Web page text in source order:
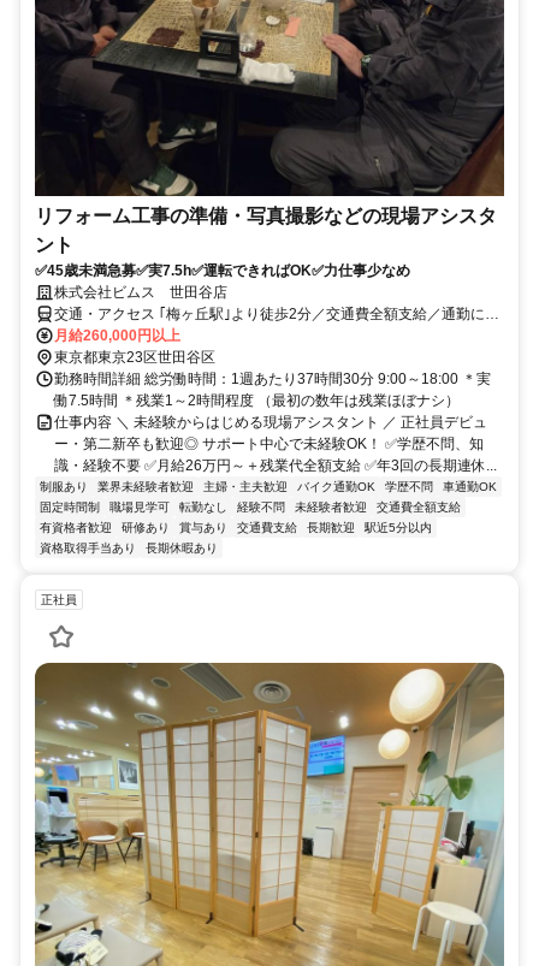
リフォーム工事の準備・写真撮影などの現場アシスタ
ント
✅45歳未満急募✅実7.5h✅運転できればOK✅力仕事少なめ
株式会社ビムス 世田谷店
交通・アクセス ｢梅ヶ丘駅｣より徒歩2分／交通費全額支給／通勤に使
える社用車を1人1台貸与／直行直帰OK
月給260,000円以上
東京都東京23区世田谷区
勤務時間詳細 総労働時間：1週あたり37時間30分 9:00～18:00 ＊実
働7.5時間 ＊残業1～2時間程度 （最初の数年は残業ほぼナシ）
仕事内容 ＼ 未経験からはじめる現場アシスタント ／ 正社員デビュ
ー・第二新卒も歓迎◎ サポート中心で未経験OK！ ✅学歴不問、知
識・経験不要 ✅月給26万円～＋残業代全額支給 ✅年3回の長期連休...
制服あり 業界未経験者歓迎 主婦・主夫歓迎 バイク通勤OK 学歴不問
車通勤OK
固定時間制
職場見学可 転勤なし 経験不問 未経験者歓迎
交通費全額支給
有資格者歓迎
研修あり 賞与あり 交通費支給 長期歓迎
駅近5分以内
資格取得手当あり
長期休暇あり
正社員